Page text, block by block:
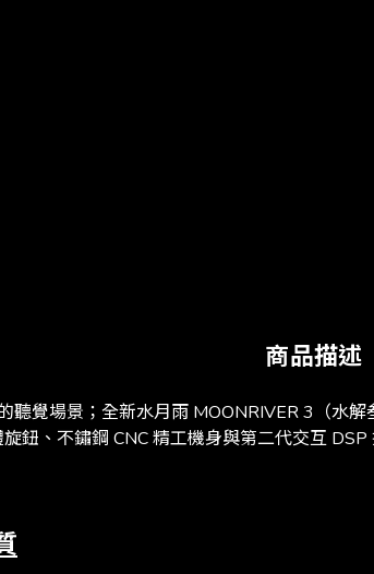
商品描述
聽覺場景；全新水月雨 MOONRIVER 3（水
鈕、不鏽鋼 CNC 精工機身與第二代交互